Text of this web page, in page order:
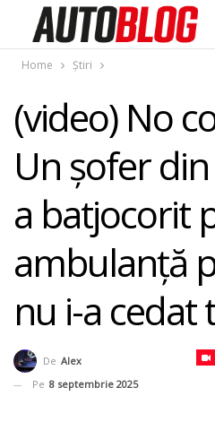
Home Știri
(video) No
Un șofer
a batjocorit
ambulanță
nu i-a cedat
De Alex
Pe 8 septembrie 2025